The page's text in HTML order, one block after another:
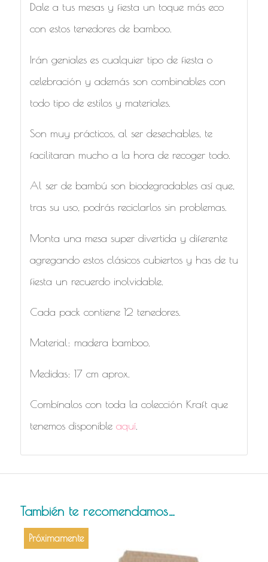
Dale a tus mesas y fiesta un toque más eco
con estos tenedores de bamboo.
Irán geniales es cualquier tipo de fiesta o
celebración y además son combinables con
todo tipo de estilos y materiales.
Son muy prácticos, al ser desechables, te
facilitaran mucho a la hora de recoger todo.
Al ser de bambú son biodegradables así que,
tras su uso, podrás reciclarlos sin problemas.
Monta una mesa super divertida y diferente
agregando estos clásicos cubiertos y has de tu
fiesta un recuerdo inolvidable.
Cada pack contiene 12 tenedores.
Material: madera bamboo.
Medidas: 17 cm aprox.
Combínalos con toda la colección Kraft que
tenemos disponible aquí.
También te recomendamos…
Próximamente